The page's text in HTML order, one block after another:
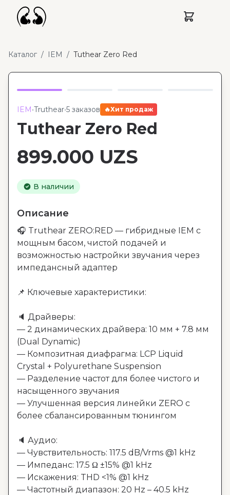
Каталог / IEM / Tuthear Zero Red
IEM•Truthear•5 заказов 🔥Хит продаж
Tuthear Zero Red
899.000 UZS
В наличии
Описание
🎧 Truthear ZERO:RED — гибридные IEM с
мощным басом, чистой подачей и
возможностью настройки звучания через
импедансный адаптер
📌 Ключевые характеристики:
🔈 Драйверы:
— 2 динамических драйвера: 10 мм + 7.8 мм
(Dual Dynamic)
— Композитная диафрагма: LCP Liquid
Crystal + Polyurethane Suspension
— Разделение частот для более чистого и
насыщенного звучания
— Улучшенная версия линейки ZERO с
более сбалансированным тюнингом
🔈 Аудио:
— Чувствительность: 117.5 dB/Vrms @1 kHz
— Импеданс: 17.5 Ω ±15% @1 kHz
— Искажения: THD <1% @1 kHz
— Частотный диапазон: 20 Hz – 40.5 kHz